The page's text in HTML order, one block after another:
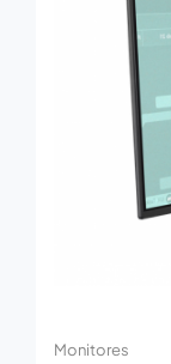
Monitores